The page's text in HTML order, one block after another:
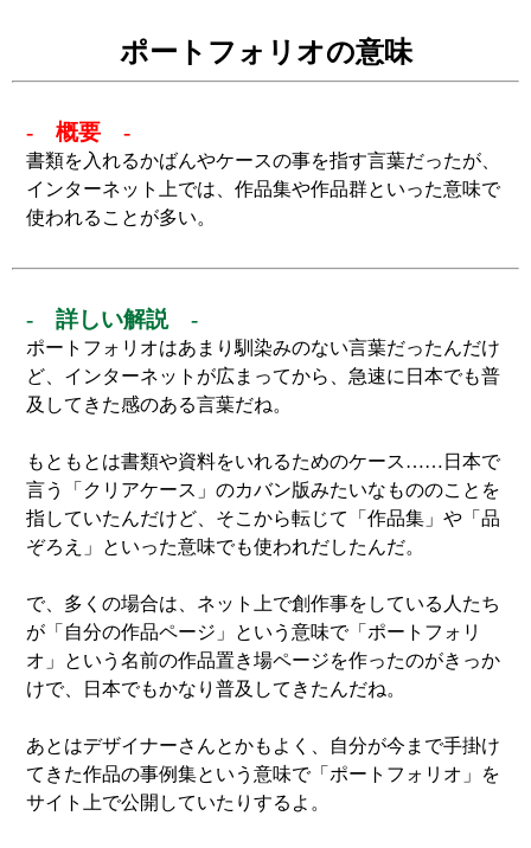
ポートフォリオの意味
- 概要 -
書類を入れるかばんやケースの事を指す言葉だったが、
インターネット上では、作品集や作品群といった意味で
使われることが多い。
- 詳しい解説 -
ポートフォリオはあまり馴染みのない言葉だったんだけ
ど、インターネットが広まってから、急速に日本でも普
及してきた感のある言葉だね。
もともとは書類や資料をいれるためのケース……日本で
言う「クリアケース」のカバン版みたいなもののことを
指していたんだけど、そこから転じて「作品集」や「品
ぞろえ」といった意味でも使われだしたんだ。
で、多くの場合は、ネット上で創作事をしている人たち
が「自分の作品ページ」という意味で「ポートフォリ
オ」という名前の作品置き場ページを作ったのがきっか
けで、日本でもかなり普及してきたんだね。
あとはデザイナーさんとかもよく、自分が今まで手掛け
てきた作品の事例集という意味で「ポートフォリオ」を
サイト上で公開していたりするよ。